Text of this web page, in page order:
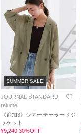
SUMMER SALE
JOURNAL STANDARD
relume
《追加3》シアーテーラードジ
ャケット
¥9,240 30%OFF